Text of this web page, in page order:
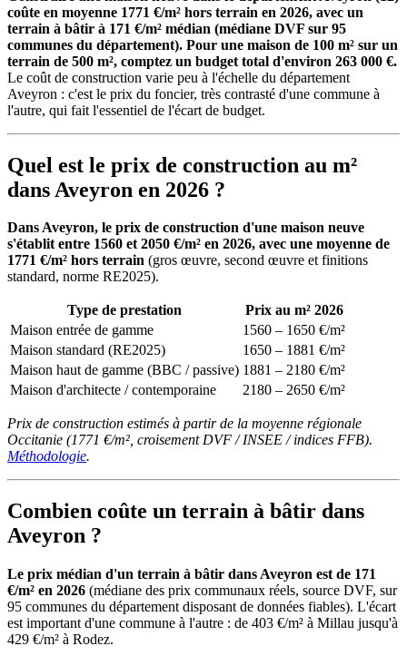
coûte en moyenne 1771 €/m² hors terrain en 2026, avec un
terrain à bâtir à 171 €/m² médian (médiane DVF sur 95
communes du département). Pour une maison de 100 m² sur un
terrain de 500 m², comptez un budget total d'environ 263 000 €.
Le coût de construction varie peu à l'échelle du département
Aveyron : c'est le prix du foncier, très contrasté d'une commune à
l'autre, qui fait l'essentiel de l'écart de budget.
Quel est le prix de construction au m²
dans Aveyron en 2026 ?
Dans Aveyron, le prix de construction d'une maison neuve
s'établit entre 1560 et 2050 €/m² en 2026, avec une moyenne de
1771 €/m² hors terrain (gros œuvre, second œuvre et finitions
standard, norme RE2025).
Type de prestation
Prix au m² 2026
Maison entrée de gamme
1560 – 1650 €/m²
Maison standard (RE2025)
1650 – 1881 €/m²
Maison haut de gamme (BBC / passive) 1881 – 2180 €/m²
Maison d'architecte / contemporaine
2180 – 2650 €/m²
Prix de construction estimés à partir de la moyenne régionale
Occitanie (1771 €/m², croisement DVF / INSEE / indices FFB).
Méthodologie.
Combien coûte un terrain à bâtir dans
Aveyron ?
Le prix médian d'un terrain à bâtir dans Aveyron est de 171
€/m² en 2026 (médiane des prix communaux réels, source DVF, sur
95 communes du département disposant de données fiables). L'écart
est important d'une commune à l'autre : de 403 €/m² à Millau jusqu'à
429 €/m² à Rodez.